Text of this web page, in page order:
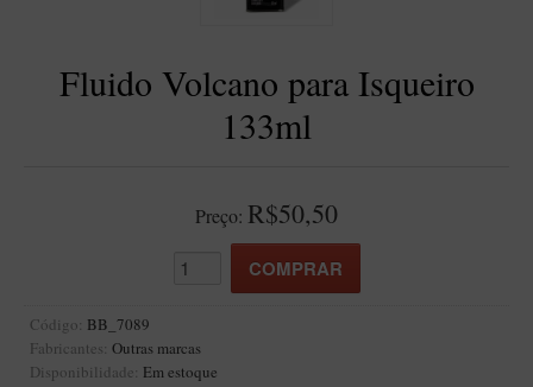
Doctor Pipe
Finamore
LINHA IDELFONSO BERTOLDI
Fluido Volcano para Isqueiro
133ml
Preço: R$50,50
Código: BB_7089
Fabricantes: Outras marcas
Disponibilidade: Em estoque